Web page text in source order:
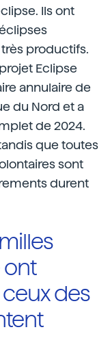
Ils ont
productifs.
Eclipse
annulaire de
du Nord et a
de 2024.
que toutes
sont
durent
ont
des